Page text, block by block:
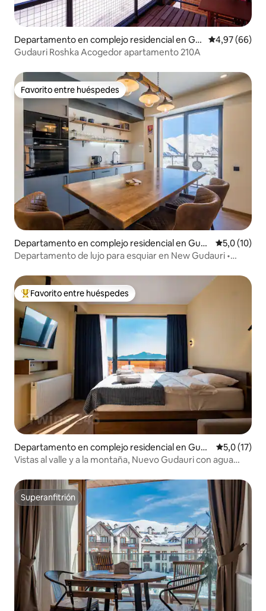
Departamento en complejo residencial en Gu
dauri
Calificación
4,97 (66)
Gudauri Roshka Acogedor apartamento 210A
Favorito entre huéspedes
Favorito entre huéspedes
Departamento en complejo residencial en Guda
uri
Calificación
5,0 (10)
Departamento de lujo para esquiar en New Gudauri •
Favorito entre los huéspedes más destacados
Favorito entre huéspedes
Departamento en complejo residencial en Guda
uri
Calificación
5,0 (17)
Vistas al valle y a la montaña, Nuevo Gudauri con agua
Superanfitrión
Superanfitrión